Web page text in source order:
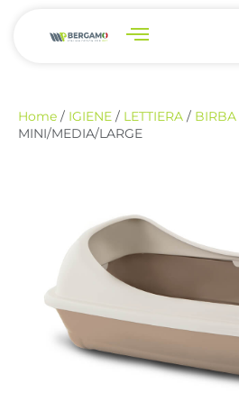
Home / IGIENE / LETTIERA / BIRBA
MINI/MEDIA/LARGE